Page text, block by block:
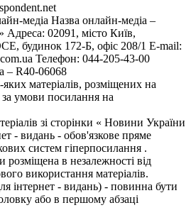
медіа Назва онлайн-медіа –
Адреса: 02091, місто Київ,
будинок 172-Б, офіс 208/1 E-mail:
Телефон: 044-205-43-00
– R40-06068
матеріалів, розміщених на
за умови посилання на
зі сторінки « Новини України
- видань - обов'язкове пряме
систем гіперпосилання .
в незалежності від
використання матеріалів.
інтернет - видань) - повинна бути
або в першому абзаці